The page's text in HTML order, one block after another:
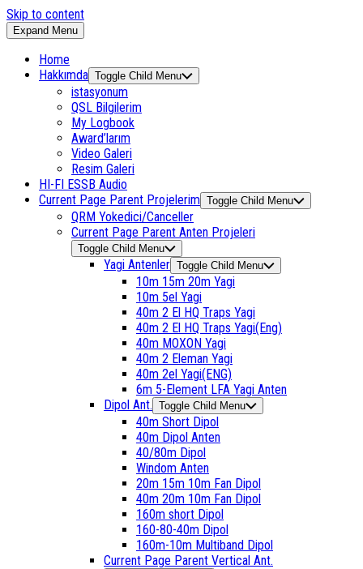
Skip to content
Expand Menu
Home
Hakkımda Toggle Child Menu
istasyonum
QSL Bilgilerim
My Logbook
Award’larım
Video Galeri
Resim Galeri
HI-FI ESSB Audio
Current Page Parent Projelerim Toggle Child Menu
QRM Yokedici/Canceller
Current Page Parent Anten Projeleri
Toggle Child Menu
Yagi Antenler Toggle Child Menu
10m 15m 20m Yagi
10m 5el Yagi
40m 2 El HQ Traps Yagi
40m 2 El HQ Traps Yagi(Eng)
40m MOXON Yagi
40m 2 Eleman Yagi
40m 2el Yagi(ENG)
6m 5-Element LFA Yagi Anten
Dipol Ant. Toggle Child Menu
40m Short Dipol
40m Dipol Anten
40/80m Dipol
Windom Anten
20m 15m 10m Fan Dipol
40m 20m 10m Fan Dipol
160m short Dipol
160-80-40m Dipol
160m-10m Multiband Dipol
Current Page Parent Vertical Ant.